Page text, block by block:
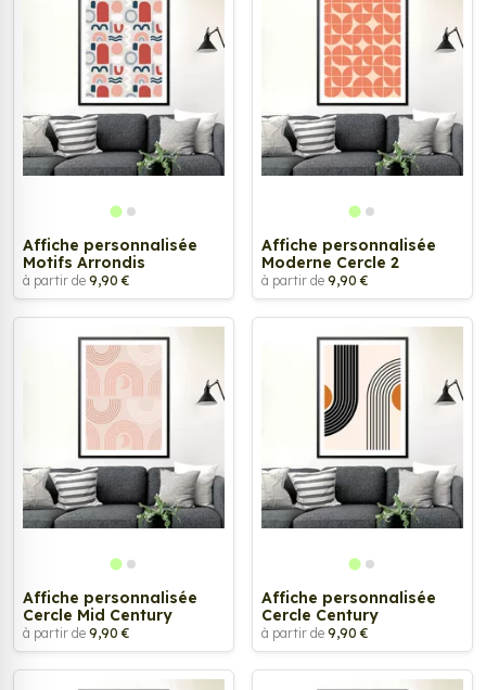
Affiche personnalisée
Motifs Arrondis
à partir de 9,90 €
Affiche personnalisée
Moderne Cercle 2
à partir de 9,90 €
Affiche personnalisée
Cercle Mid Century
à partir de 9,90 €
Affiche personnalisée
Cercle Century
à partir de 9,90 €